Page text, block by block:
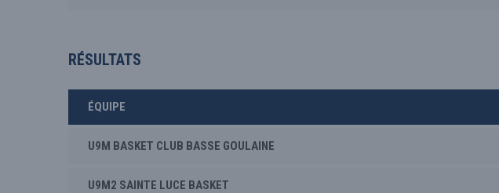
RÉSULTATS
ÉQUIPE
U9M BASKET CLUB BASSE GOULAINE
U9M2 SAINTE LUCE BASKET